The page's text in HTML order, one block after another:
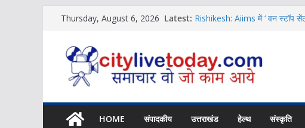
content
Thursday, August 6, 2026 Latest: Rishikesh: Aiims में ‘ वन स्टॉप
News
Uttarakhand News… बुनियादी
कर पढ़िये पूरी News
|Click कर पढ़िये पूरी News
11 अगस्त को यहां लग रहा
HOME संपादकीय उत्तराखंड हेल्थ संस्कृति